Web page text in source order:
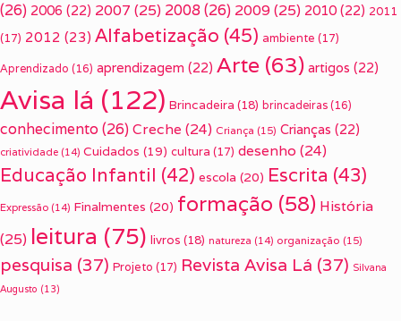
(26) 2006 (22) 2007 (25) 2008(26) 2009(25) 2010 (22) 2011
(17) 2012 (23) Alfabetização (45) ambiente (17)
Aprendizado (16) aprendizagem (22) Arte (63) artigos (22)
Avisa lá (122) Brincadeira (18) brincadeiras (16)
conhecimento(26) Creche (24) Criança (15) Crianças (22)
criatividade (14) Cuidados (19) cultura (17) desenho (24)
Educação Infantil (42) escola (20) Escrita (43)
Expressão (14) Finalmentes (20) formação (58) História
(25) leitura (75) livros (18) natureza (14) organização (15)
pesquisa (37) Projeto (17) Revista Avisa Lá (37) Silvana
Augusto (13)